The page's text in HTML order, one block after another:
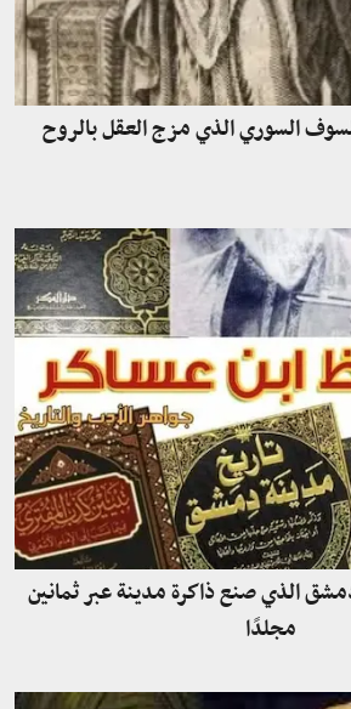
السوري الذي مزج العقل بالروح
الذي صنع ذاكرة مدينة عبر ثمانين
مجلدًا